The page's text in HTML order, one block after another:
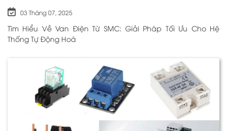
03 Tháng 07, 2025
Tìm Hiểu Về Van Điện Từ SMC: Giải Pháp Tối Ưu Cho Hệ
Thống Tự Động Hoá